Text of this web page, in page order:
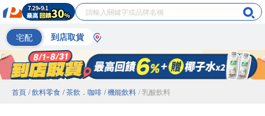
宅配 到店取貨
首頁 / 飲料零食 / 茶飲．咖啡 / 機能飲料 / 乳酸飲料